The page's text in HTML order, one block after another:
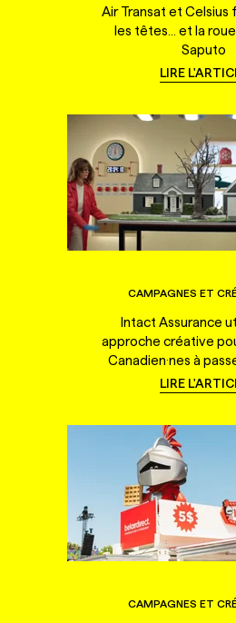
Air Transat et Celsius
les têtes... et la
Saputo
LIRE
CAMPAGNES ET
Intact Assurance
approche créative
Canadien·nes à
LIRE
CAMPAGNES ET